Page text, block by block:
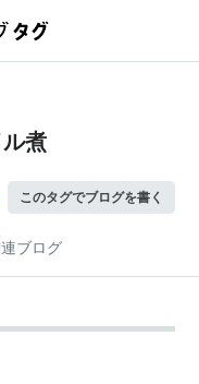
煮
このタグでブログを書く
ブログ